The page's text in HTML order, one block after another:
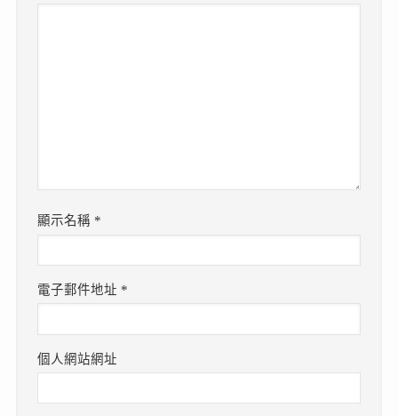
顯示名稱 *
電子郵件地址 *
個人網站網址